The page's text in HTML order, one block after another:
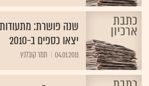
שנה פושרת:
יצאו כספים ב-2010
04.01.2011 תמר קובלנץ